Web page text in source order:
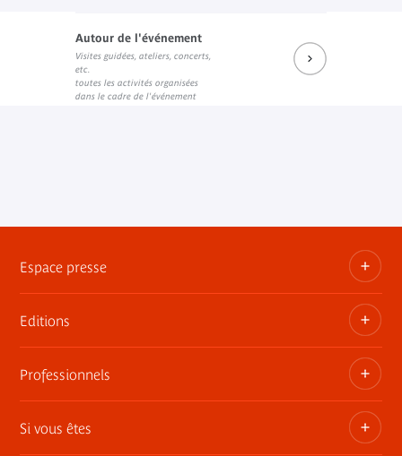
Autour de l'événement
Visites guidées, ateliers, concerts,
etc.
toutes les activités organisées
dans le cadre de l'événement
Espace presse
Dossiers, communiqués, bandes annonces
Contact presse
Editions
Les publications du musée
Professionnels
Privatisez les espaces
Si vous êtes